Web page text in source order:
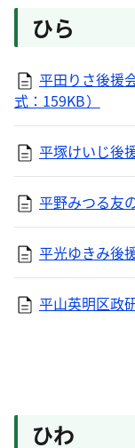
ひら
平田りさ後援
式：159KB）
平塚けいじ後
平野みつる友
平光ゆきみ後
平山英明区政
ひわ